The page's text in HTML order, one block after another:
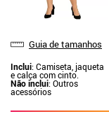
Guia de tamanhos
Inclui: Camiseta, jaqueta
e calça com cinto.
Não inclui: Outros
acessórios